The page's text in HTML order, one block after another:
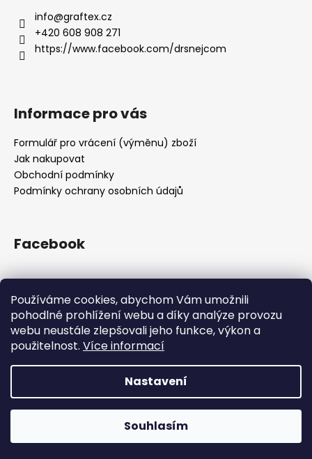
Používáme cookies, abychom Vám umožnili
pohodlné prohlížení webu a díky analýze provozu
webu neustále zlepšovali jeho funkce, výkon a
použitelnost. Více informací
Nastavení
Souhlasím
Z kapacitních důvodů jsme pozastavili příjem objednávek.
Všechny objednávky přijaté do 12.12. 12:00 doručíme do
Vánoc. Příjem objednávek obnovíme opět po svátcích.
info@graftex.cz
+420 608 908 271
https://www.facebook.com/drsnejcom
Informace pro vás
Formulář pro vrácení (výměnu) zboží
Jak nakupovat
Obchodní podmínky
Podmínky ochrany osobních údajů
Facebook
Přijímáme online platby
Copyright 2026Drsnej.cz. Všechna práva vyhrazena.
Upravit nastavení cookies